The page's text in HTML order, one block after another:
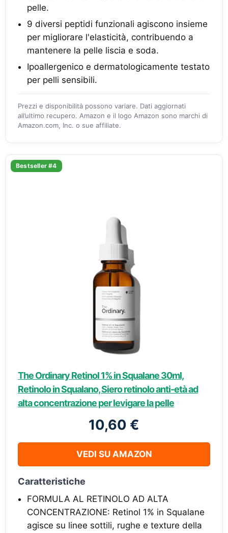
pelle.
9 diversi peptidi funzionali agiscono insieme
per migliorare l'elasticità, contribuendo a
mantenere la pelle liscia e soda.
Ipoallergenico e dermatologicamente testato
per pelli sensibili.
Prezzi e disponibilità possono variare. Dati aggiornati
all’ultimo recupero. Amazon e il logo Amazon sono marchi di
Amazon.com, Inc. o sue affiliate.
Bestseller #4
The Ordinary Retinol 1% in Squalane 30ml,
Retinolo in Squalano, Siero retinolo anti-età ad
alta concentrazione per levigare la pelle
10,60 €
VEDI SU AMAZON
Caratteristiche
FORMULA AL RETINOLO AD ALTA
CONCENTRAZIONE: Retinol 1% in Squalane
agisce su linee sottili, rughe e texture della